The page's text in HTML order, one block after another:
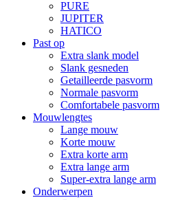
PURE
JUPITER
HATICO
Past op
Extra slank model
Slank gesneden
Getailleerde pasvorm
Normale pasvorm
Comfortabele pasvorm
Mouwlengtes
Lange mouw
Korte mouw
Extra korte arm
Extra lange arm
Super-extra lange arm
Onderwerpen